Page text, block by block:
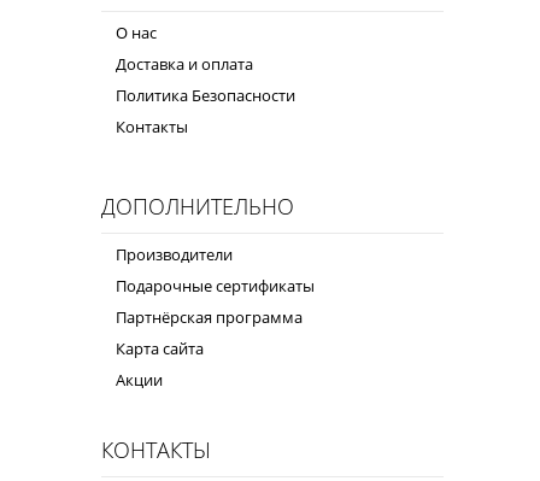
О нас
Доставка и оплата
Политика Безопасности
Контакты
ДОПОЛНИТЕЛЬНО
Производители
Подарочные сертификаты
Партнёрская программа
Карта сайта
Акции
КОНТАКТЫ